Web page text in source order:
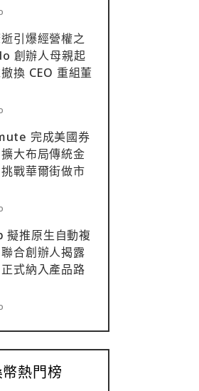
引爆經營權之
創辦人母親起
換 CEO 重組董
完成美國券
大布局傳統金
戰華爾街做市
擬推原生自動複
合創辦人揭露
式納入產品路
幣熱門榜